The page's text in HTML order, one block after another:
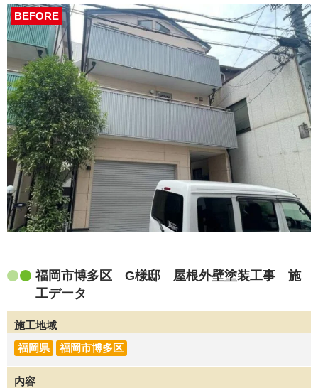
BEFORE
福岡市博多区 G様邸 屋根外壁塗装工事 施
工データ
施工地域
福岡県
福岡市博多区
内容